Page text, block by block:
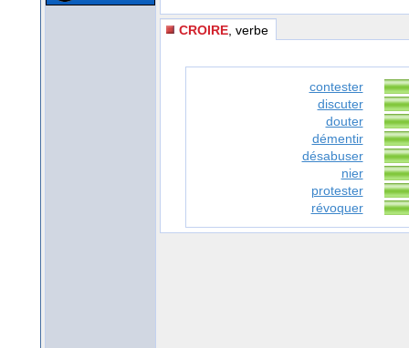
CROIRE , verbe
contester
discuter
douter
démentir
désabuser
nier
protester
révoquer